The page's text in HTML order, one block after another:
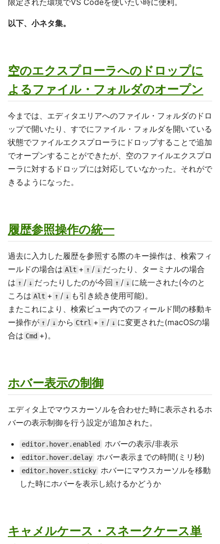
限定された環境でVS Codeを使いたい時に便利。
以下、小ネタ集。
空のエクスプローラへのドロップに
よるファイル・フォルダのオープン
今までは、エディタエリアへのファイル・フォルダのドロ
ップで開いたり、すでにファイル・フォルダを開いている
状態でファイルエクスプローラにドロップすることで追加
でオープンすることができたが、空のファイルエクスプロ
ーラに対するドロップには対応していなかった。それがで
きるようになった。
履歴参照操作の統一
過去に入力した履歴を参照する際のキー操作は、検索フィ
ールドの場合は Alt + ↑ / ↓ だったり、ターミナルの場合
は ↑ / ↓ だったりしたのが今回 ↑ / ↓ に統一された(今のと
ころは Alt + ↑ / ↓ も引き続き使用可能)。
またこれにより、検索ビュー内でのフィールド間の移動キ
ー操作が ↑ / ↓ から Ctrl + ↑ / ↓ に変更された(macOSの場
合は Cmd +)。
ホバー表示の制御
エディタ上でマウスカーソルを合わせた時に表示されるホ
バーの表示制御を行う設定が追加された。
editor.hover.enabled ホバーの表示/非表示
editor.hover.delay ホバー表示までの時間(ミリ秒)
editor.hover.sticky ホバーにマウスカーソルを移動
した時にホバーを表示し続けるかどうか
キャメルケース・スネークケース単